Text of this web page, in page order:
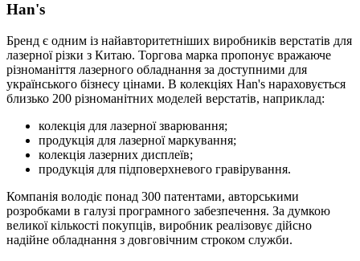
Han's
Бренд є одним із найавторитетніших виробників верстатів для
лазерної різки з Китаю. Торгова марка пропонує вражаюче
різноманіття лазерного обладнання за доступними для
українського бізнесу цінами. В колекціях Han's нараховується
близько 200 різноманітних моделей верстатів, наприклад:
колекція для лазерної зварювання;
продукція для лазерної маркування;
колекція лазерних дисплеїв;
продукція для підповерхневого гравірування.
Компанія володіє понад 300 патентами, авторськими
розробками в галузі програмного забезпечення. За думкою
великої кількості покупців, виробник реалізовує дійсно
надійне обладнання з довговічним строком служби.